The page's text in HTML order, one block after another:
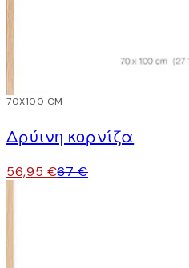
15%*
70X100 CM
Δρύινη κορνίζα
56,95 €67 €